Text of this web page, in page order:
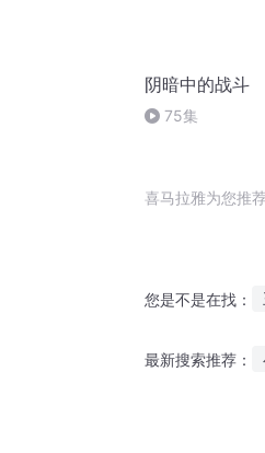
阴暗中的战斗
75集
喜马拉雅为您推
您是不是在找：
最新搜索推荐：